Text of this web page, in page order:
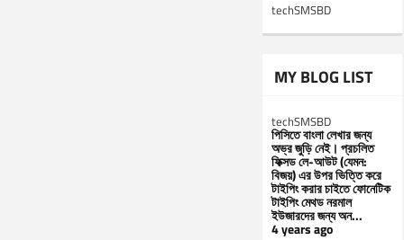
techSMSBD
MY BLOG LIST
techSMSBD
পিসিতে বাংলা লেখার জন্য
অভ্র জুড়ি নেই। প্রচলিত
ফিক্সড লে-আউট (যেমন:
বিজয়) এর উপর ভিত্তি করে
টাইপিং করার চাইতে ফোনেটিক
টাইপিং মেথড নরমাল
ইউজারদের জন্য অন...
4 years ago